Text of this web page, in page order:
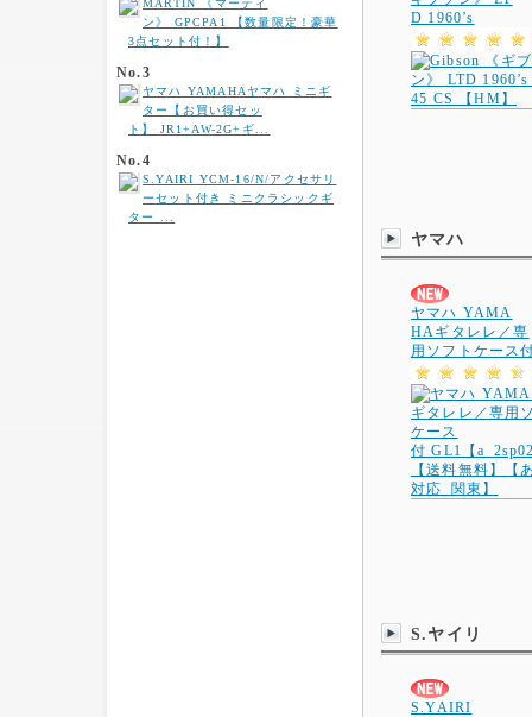
D 1960’s
ヤマハ
ヤマハ YAMA
HAギタレレ／専
用ソフトケース
S.ヤイリ
S.YAIRI
MARTIN 《マーティ
ン》 GPCPA1 【数量限定！豪華
3点セット付！】
No.3
ヤマハ YAMAHAヤマハ ミニギ
ター【お買い得セッ
ト】 JR1+AW-2G+ギ...
No.4
S.YAIRI YCM-16/N/アクセサリ
ーセット付き ミニクラシックギ
ター ...